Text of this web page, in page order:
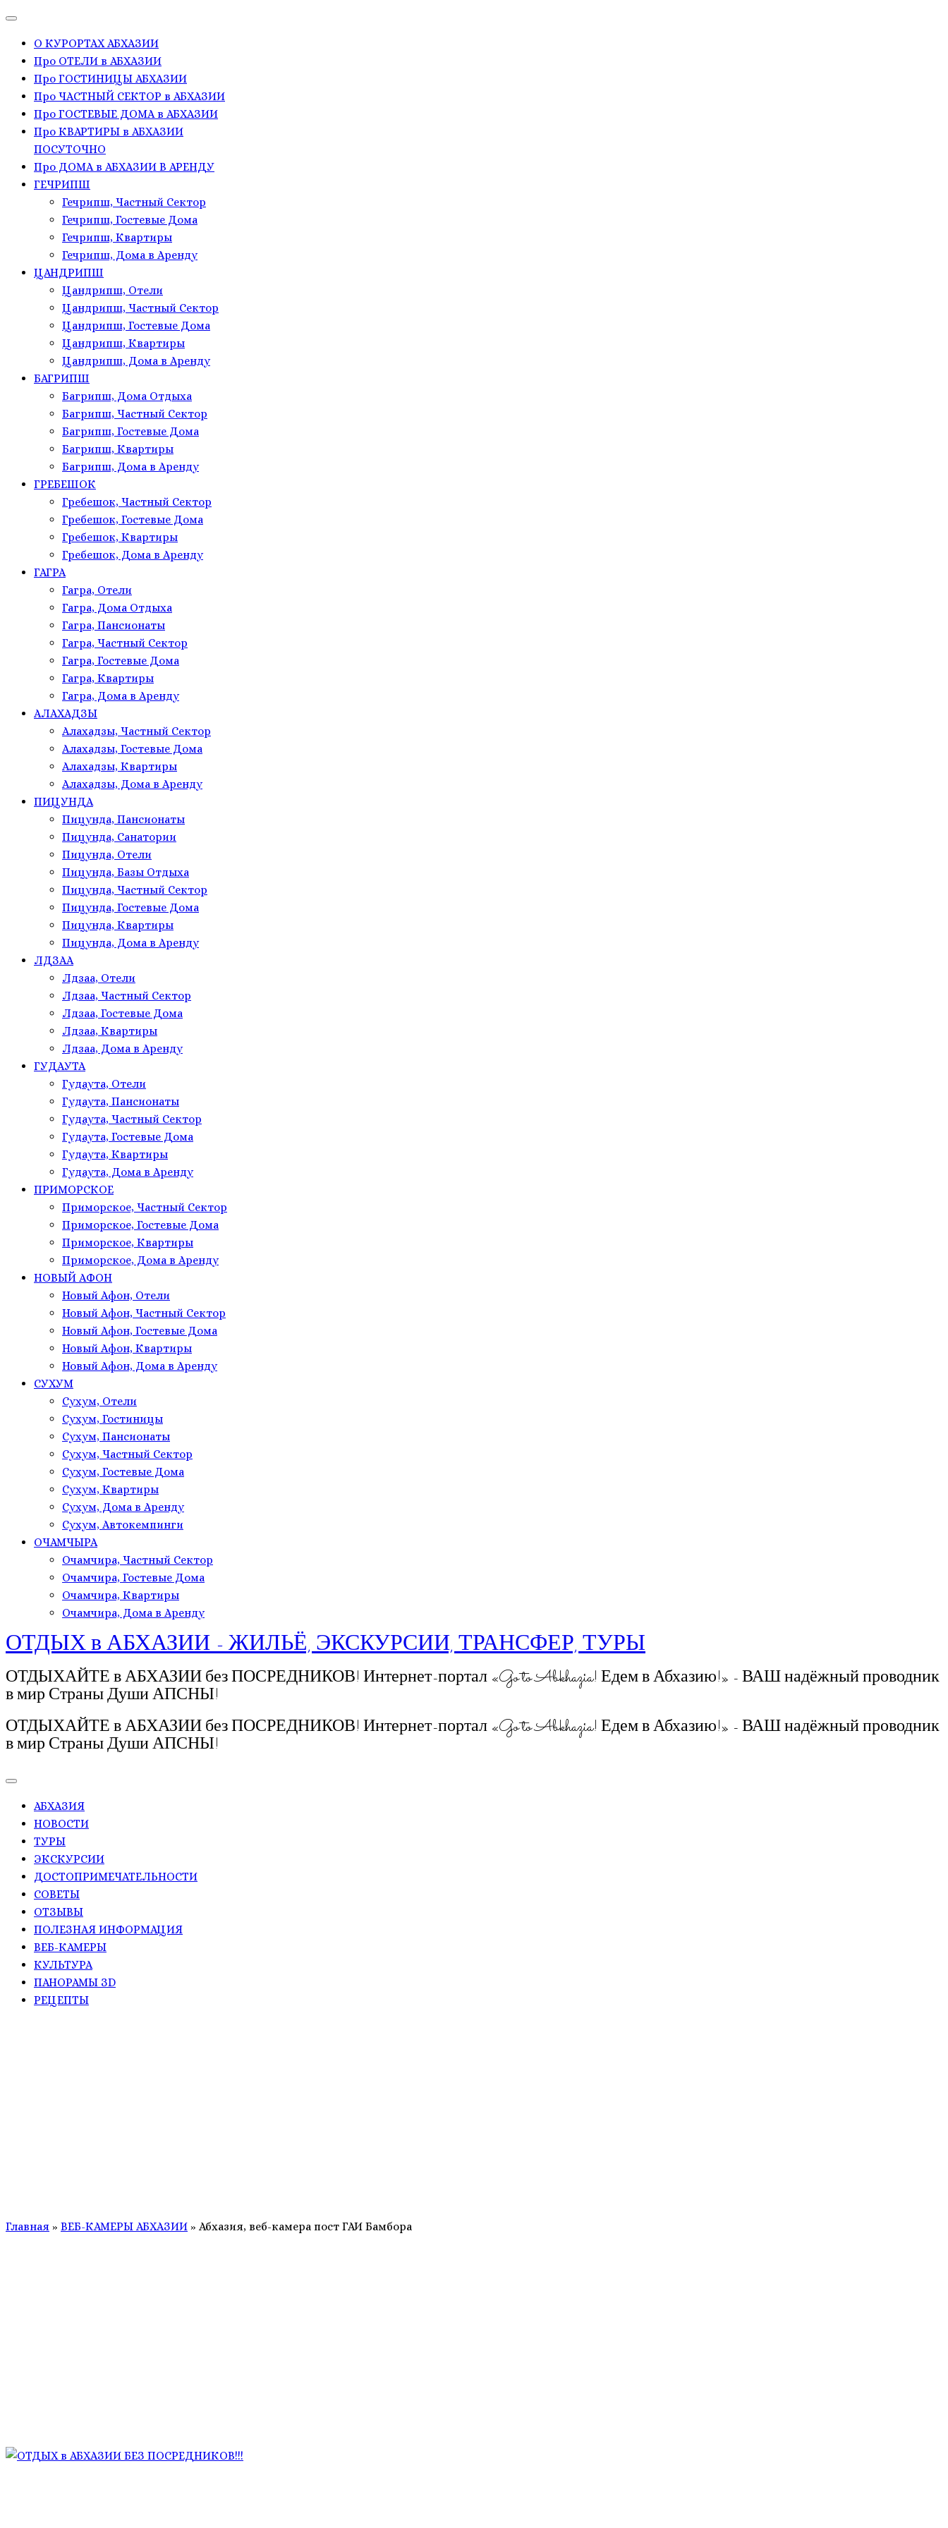
О КУРОРТАХ АБХАЗИИ
Про ОТЕЛИ в АБХАЗИИ
Про ГОСТИНИЦЫ АБХАЗИИ
Про ЧАСТНЫЙ СЕКТОР в АБХАЗИИ
Про ГОСТЕВЫЕ ДОМА в АБХАЗИИ
Про КВАРТИРЫ в АБХАЗИИ
ПОСУТОЧНО
Про ДОМА в АБХАЗИИ В АРЕНДУ
ГЕЧРИПШ
Гечрипш, Частный Сектор
Гечрипш, Гостевые Дома
Гечрипш, Квартиры
Гечрипш, Дома в Аренду
ЦАНДРИПШ
Цандрипш, Отели
Цандрипш, Частный Сектор
Цандрипш, Гостевые Дома
Цандрипш, Квартиры
Цандрипш, Дома в Аренду
БАГРИПШ
Багрипш, Дома Отдыха
Багрипш, Частный Сектор
Багрипш, Гостевые Дома
Багрипш, Квартиры
Багрипш, Дома в Аренду
ГРЕБЕШОК
Гребешок, Частный Сектор
Гребешок, Гостевые Дома
Гребешок, Квартиры
Гребешок, Дома в Аренду
ГАГРА
Гагра, Отели
Гагра, Дома Отдыха
Гагра, Пансионаты
Гагра, Частный Сектор
Гагра, Гостевые Дома
Гагра, Квартиры
Гагра, Дома в Аренду
АЛАХАДЗЫ
Алахадзы, Частный Сектор
Алахадзы, Гостевые Дома
Алахадзы, Квартиры
Алахадзы, Дома в Аренду
ПИЦУНДА
Пицунда, Пансионаты
Пицунда, Санатории
Пицунда, Отели
Пицунда, Базы Отдыха
Пицунда, Частный Сектор
Пицунда, Гостевые Дома
Пицунда, Квартиры
Пицунда, Дома в Аренду
ЛДЗАА
Лдзаа, Отели
Лдзаа, Частный Сектор
Лдзаа, Гостевые Дома
Лдзаа, Квартиры
Лдзаа, Дома в Аренду
ГУДАУТА
Гудаута, Отели
Гудаута, Пансионаты
Гудаута, Частный Сектор
Гудаута, Гостевые Дома
Гудаута, Квартиры
Гудаута, Дома в Аренду
ПРИМОРСКОЕ
Приморское, Частный Сектор
Приморское, Гостевые Дома
Приморское, Квартиры
Приморское, Дома в Аренду
НОВЫЙ АФОН
Новый Афон, Отели
Новый Афон, Частный Сектор
Новый Афон, Гостевые Дома
Новый Афон, Квартиры
Новый Афон, Дома в Аренду
СУХУМ
Сухум, Отели
Сухум, Гостиницы
Сухум, Пансионаты
Сухум, Частный Сектор
Сухум, Гостевые Дома
Сухум, Квартиры
Сухум, Дома в Аренду
Сухум, Автокемпинги
ОЧАМЧЫРА
Очамчира, Частный Сектор
Очамчира, Гостевые Дома
Очамчира, Квартиры
Очамчира, Дома в Аренду
ОТДЫХ в АБХАЗИИ - ЖИЛЬЁ, ЭКСКУРСИИ, ТРАНСФЕР, ТУРЫ
ОТДЫХАЙТЕ в АБХАЗИИ без ПОСРЕДНИКОВ! Интернет-портал «Go to Abkhazia! Едем в Абхазию!» - ВАШ надёжный проводник
в мир Страны Души АПСНЫ!
ОТДЫХАЙТЕ в АБХАЗИИ без ПОСРЕДНИКОВ! Интернет-портал «Go to Abkhazia! Едем в Абхазию!» - ВАШ надёжный проводник
в мир Страны Души АПСНЫ!
АБХАЗИЯ
НОВОСТИ
ТУРЫ
ЭКСКУРСИИ
ДОСТОПРИМЕЧАТЕЛЬНОСТИ
СОВЕТЫ
ОТЗЫВЫ
ПОЛЕЗНАЯ ИНФОРМАЦИЯ
ВЕБ-КАМЕРЫ
КУЛЬТУРА
ПАНОРАМЫ ЗD
РЕЦЕПТЫ
Главная » ВЕБ-КАМЕРЫ АБХАЗИИ » Абхазия, веб-камера пост ГАИ Бамбора